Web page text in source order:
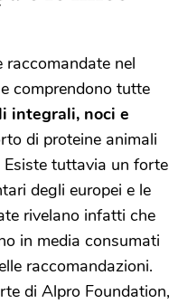
raccomandate nel
comprendono tutte
integrali, noci e
di proteine animali
Esiste tuttavia un forte
degli europei e le
rivelano infatti che
in media consumati
raccomandazioni.
di Alpro Foundation,